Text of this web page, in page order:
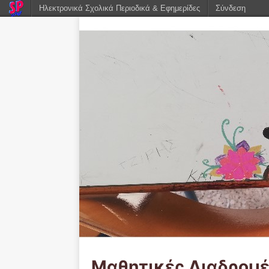
Ηλεκτρονικά Σχολικά Περιοδικά & Εφημερίδες Σύνδεση